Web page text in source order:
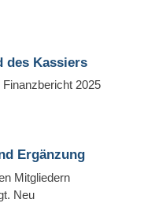
des Kassiers
2025
Ergänzung
Mitgliedern
Neu